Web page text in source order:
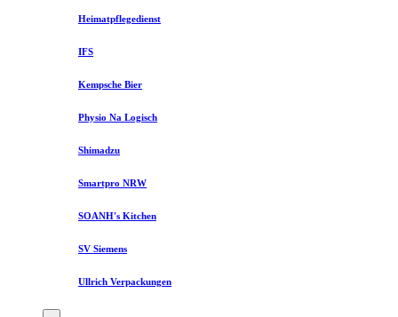
Heimatpflegedienst
IFS
Kempsche Bier
Physio Na Logisch
Shimadzu
Smartpro NRW
SOANH's Kitchen
SV Siemens
Ullrich Verpackungen